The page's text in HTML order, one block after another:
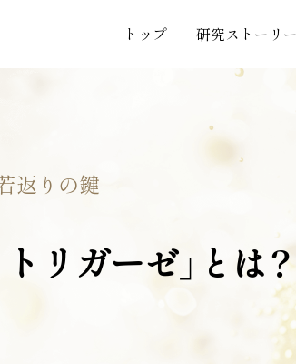
ト ッ プ 研究ス ト ー リ ー
返りの鍵
トリガーゼ」とは？